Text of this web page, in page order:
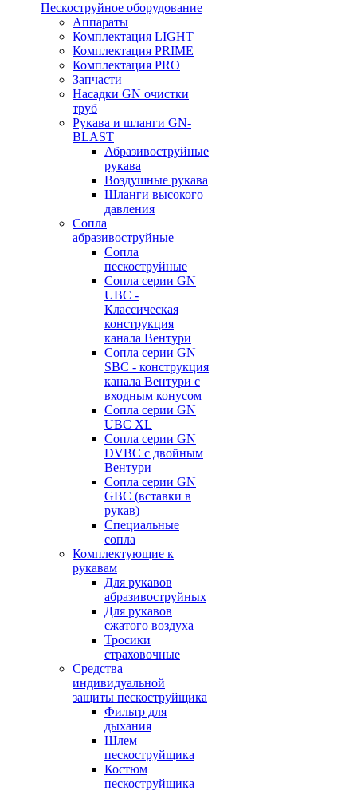
Пескоструйное оборудование
Аппараты
Комплектация LIGHT
Комплектация PRIME
Комплектация PRO
Запчасти
Насадки GN очистки
труб
Рукава и шланги GN-
BLAST
Абразивоструйные
рукава
Воздушные рукава
Шланги высокого
давления
Сопла
абразивоструйные
Сопла
пескоструйные
Сопла серии GN
UBC -
Классическая
конструкция
канала Вентури
Сопла серии GN
SBC - конструкция
канала Вентури c
входным конусом
Сопла серии GN
UBC XL
Сопла серии GN
DVBC с двойным
Вентури
Сопла серии GN
GBC (вставки в
рукав)
Специальные
сопла
Комплектующие к
рукавам
Для рукавов
абразивоструйных
Для рукавов
сжатого воздуха
Тросики
страховочные
Средства
индивидуальной
защиты пескоструйщика
Фильтр для
дыхания
Шлем
пескоструйщика
Костюм
пескоструйщика